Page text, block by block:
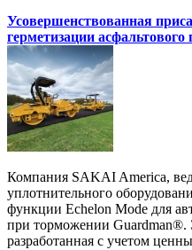
Усовершенствованная
герметизации
Компания SAKAI America,
уплотнительного
функции Echelon Mode для
при торможении Guardman®.
разработанная с учетом